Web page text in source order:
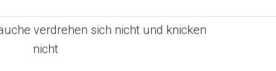
verdrehen sich nicht und knicken
nicht